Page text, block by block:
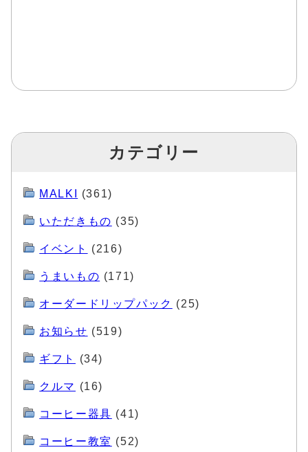
カテゴリー
MALKI (361)
いただきもの (35)
イベント (216)
うまいもの (171)
オーダードリップパック (25)
お知らせ (519)
ギフト (34)
クルマ (16)
コーヒー器具 (41)
コーヒー教室 (52)